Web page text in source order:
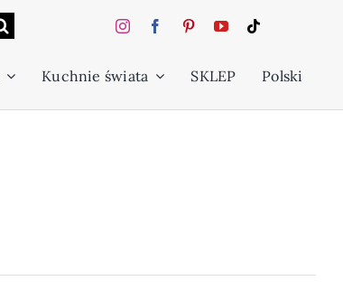
Kuchnie świata SKLEP Polski